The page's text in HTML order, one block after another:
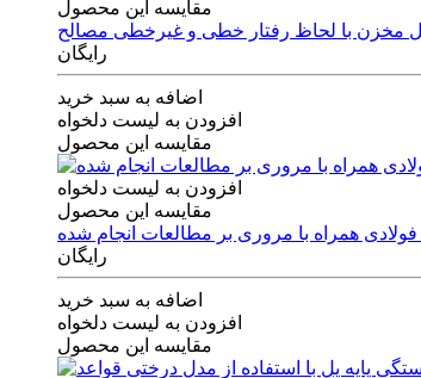
مقایسه این محصول
مخزن با لحاظ رفتار خطی و غیرخطی مصالح
رایگان
اضافه به سبد خرید
افزودن به لیست دلخواه
مقایسه این محصول
افزودن به لیست دلخواه
مقایسه این محصول
همراه با مروری بر مطالعات انجام شده
رایگان
اضافه به سبد خرید
افزودن به لیست دلخواه
مقایسه این محصول